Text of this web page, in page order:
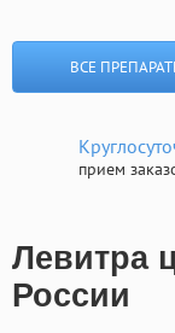
ВСЕ
прием
Левитра
России